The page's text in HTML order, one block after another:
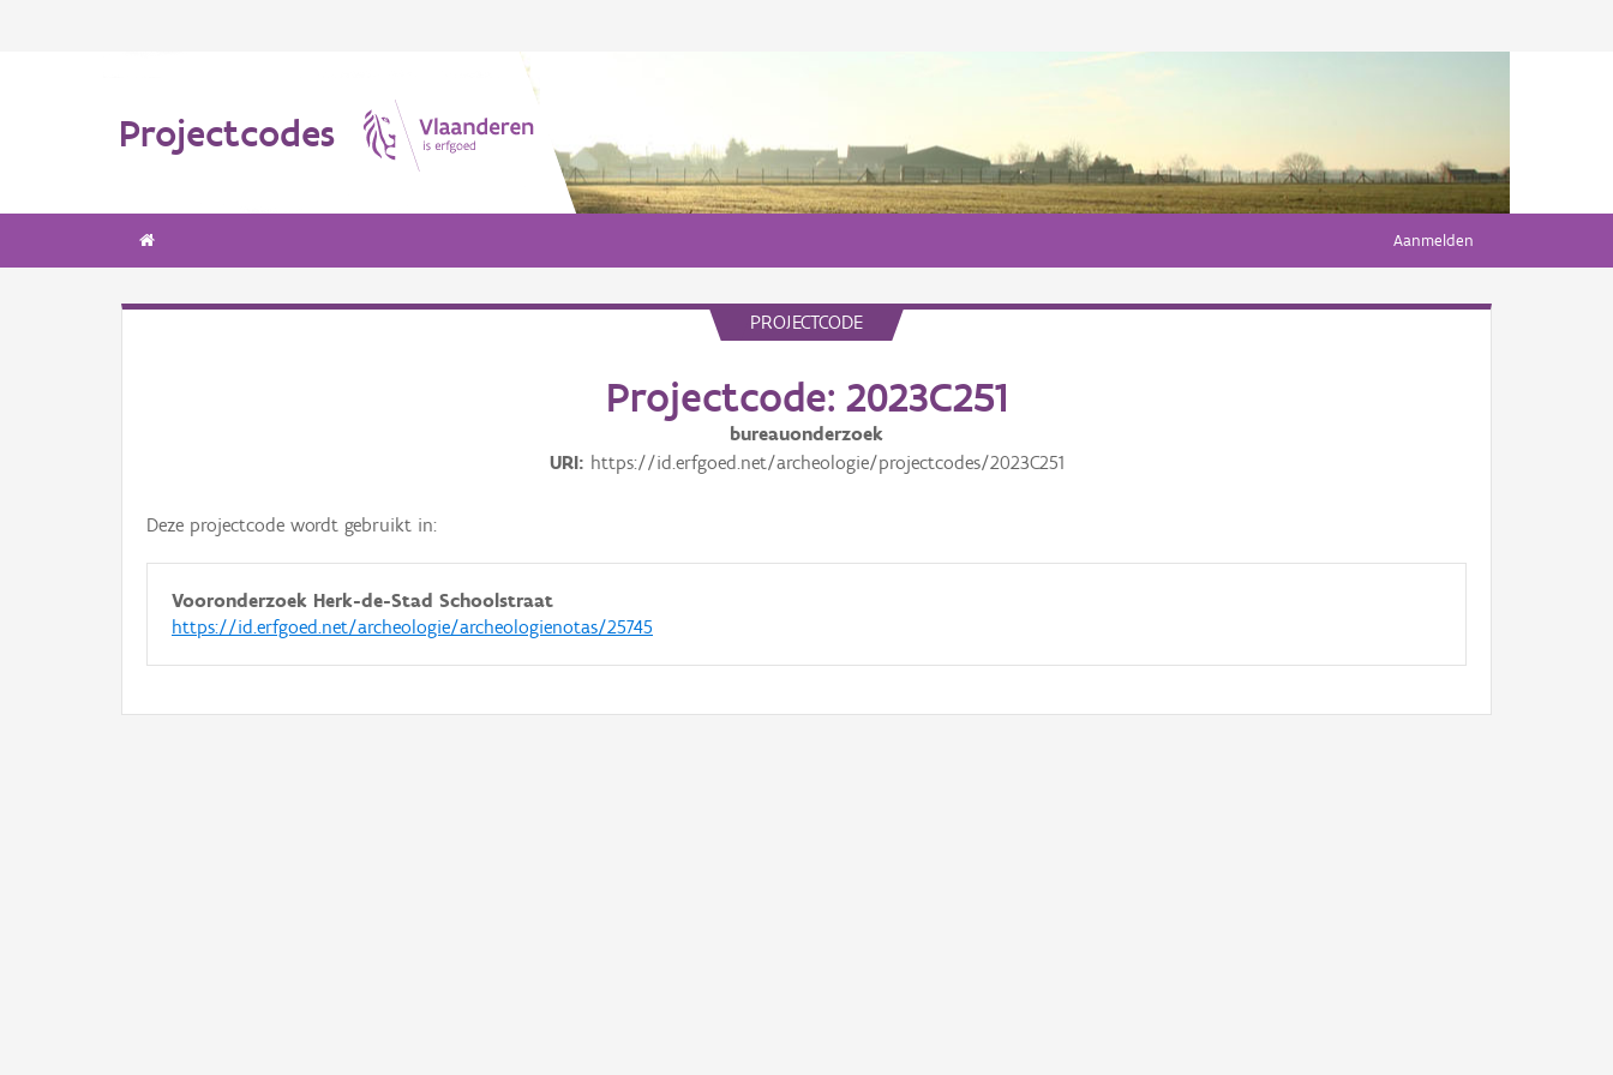
Projectcodes
Aanmelden
PROJECTCODE
Projectcode: 2023C251
bureauonderzoek
URI
https://id.erfgoed.net/archeologie/projectcodes/2023C251
Deze projectcode wordt gebruikt in:
Vooronderzoek Herk-de-Stad Schoolstraat
https://id.erfgoed.net/archeologie/archeologienotas/25745